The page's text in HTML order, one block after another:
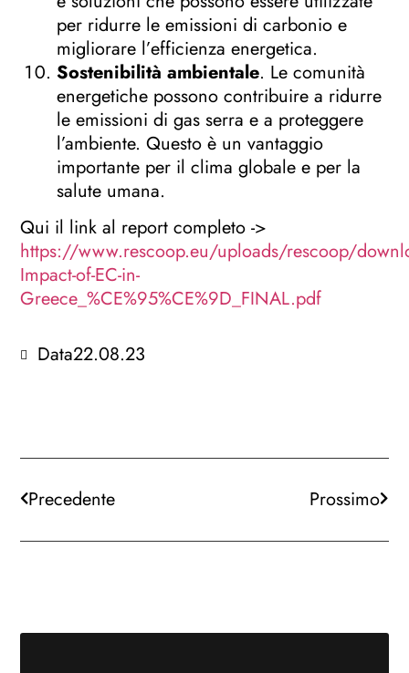
per ridurre le emissioni di carbonio e
migliorare l’efficienza energetica.
Sostenibilità ambientale. Le comunità
energetiche possono contribuire a ridurre
le emissioni di gas serra e a proteggere
l’ambiente. Questo è un vantaggio
importante per il clima globale e per la
salute umana.
Qui il link al report completo ->
https://www.rescoop.eu/uploads/rescoop/
Impact-of-EC-in-
Greece_%CE%95%CE%9D_FINAL.pdf
Data22.08.23
Precedente Prossimo